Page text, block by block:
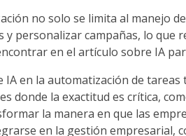
no solo se limita al manejo
y personalizar campañas, lo
en el artículo sobre IA
IA en la automatización de
donde la exactitud es crítica,
la manera en que las
en la gestión empresarial,